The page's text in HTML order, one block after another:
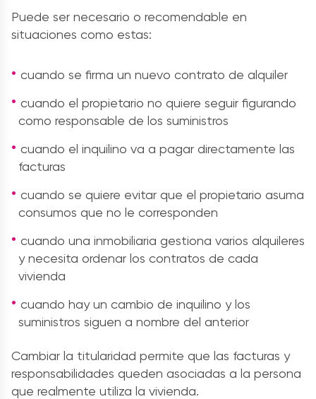
Puede ser necesario o recomendable en
situaciones como estas:
cuando se firma un nuevo contrato de alquiler
cuando el propietario no quiere seguir figurando
como responsable de los suministros
cuando el inquilino va a pagar directamente las
facturas
cuando se quiere evitar que el propietario asuma
consumos que no le corresponden
cuando una inmobiliaria gestiona varios alquileres
y necesita ordenar los contratos de cada
vivienda
cuando hay un cambio de inquilino y los
suministros siguen a nombre del anterior
Cambiar la titularidad permite que las facturas y
responsabilidades queden asociadas a la persona
que realmente utiliza la vivienda.